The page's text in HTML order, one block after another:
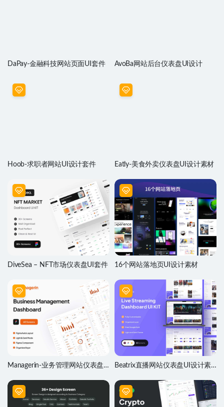
DaPay-金融科技网站页面UI套件 AvoBa网站后台仪表盘UI设计
Hoob-求职者网站UI设计套件 Eatly-美食外卖仪表盘UI设计素材
DiveSea – NFT市场仪表盘UI套件 16个网站落地页UI设计素材
Managerin-业务管理网站仪表盘
Beatrix直播网站仪表盘UI设计素